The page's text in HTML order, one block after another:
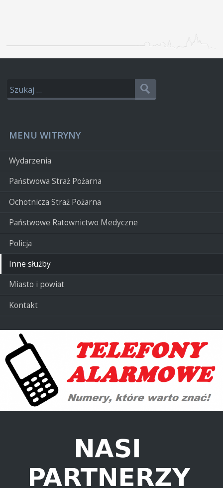
MENU WITRYNY
Wydarzenia
Państwowa Straż Pożarna
Ochotnicza Straż Pożarna
Państwowe Ratownictwo Medyczne
Policja
Inne służby
Miasto i powiat
Kontakt